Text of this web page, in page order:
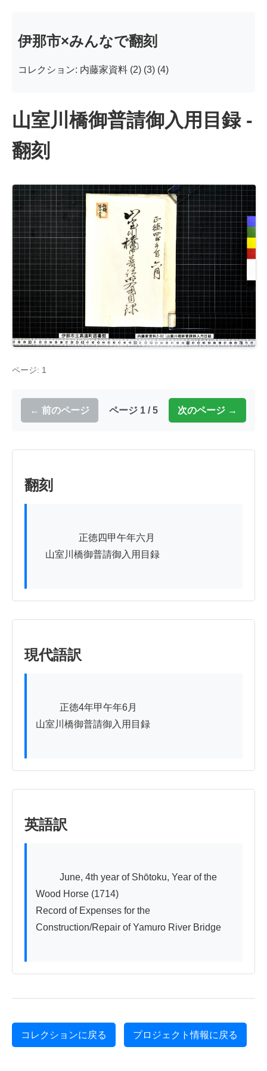
伊那市×みんなで翻刻
コレクション: 内藤家資料 (2) (3) (4)
山室川橋御普請御入用目録 -
翻刻
ページ: 1
← 前のページ ページ 1 / 5 次のページ →
翻刻
山室川橋御普請御入用目録
現代語訳
山室川橋御普請御入用目録
英語訳
Wood Horse (1714)
Record of Expenses for the
Construction/Repair of Yamuro River Bridge
コレクションに戻る プロジェクト情報に戻る